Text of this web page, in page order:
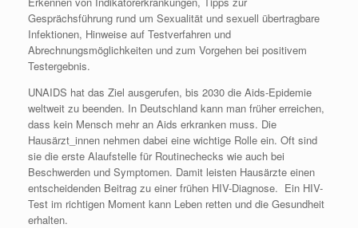
Gesprächsführung rund um Sexualität und sexuell übertragbare
Infektionen, Hinweise auf Testverfahren und
Abrechnungsmöglichkeiten und zum Vorgehen bei positivem
Testergebnis.
UNAIDS hat das Ziel ausgerufen, bis 2030 die Aids-Epidemie
weltweit zu beenden. In Deutschland kann man früher erreichen,
dass kein Mensch mehr an Aids erkranken muss. Die
Hausärzt_innen nehmen dabei eine wichtige Rolle ein. Oft sind
sie die erste Alaufstelle für Routinechecks wie auch bei
Beschwerden und Symptomen. Damit leisten Hausärzte einen
entscheidenden Beitrag zu einer frühen HIV-Diagnose. Ein HIV-
Test im richtigen Moment kann Leben retten und die Gesundheit
erhalten.